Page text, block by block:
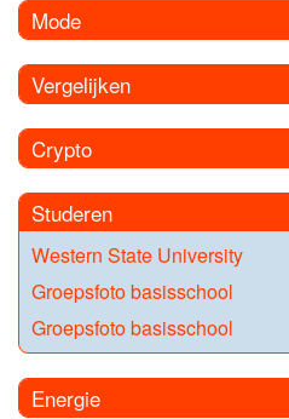
Mode
Vergelijken
Crypto
Studeren
Western State University
Groepsfoto basisschool
Groepsfoto basisschool
Energie